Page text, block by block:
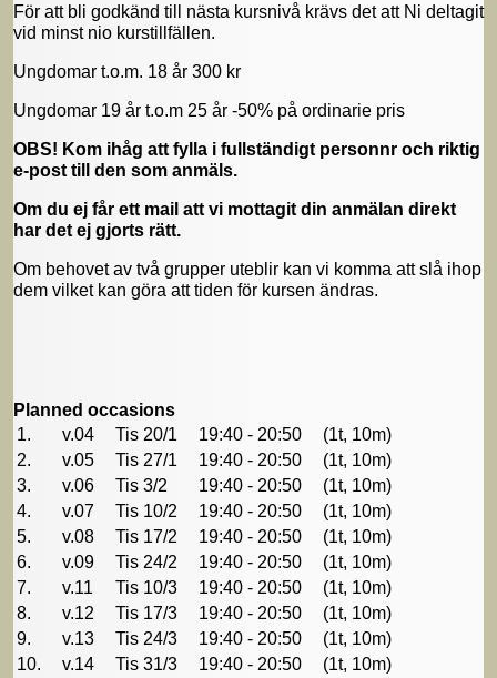
För att bli godkänd till nästa kursnivå krävs det att Ni deltagit
vid minst nio kurstillfällen.
Ungdomar t.o.m. 18 år 300 kr
Ungdomar 19 år t.o.m 25 år -50% på ordinarie pris
OBS! Kom ihåg att fylla i fullständigt personnr och riktig
e-post till den som anmäls.
Om du ej får ett mail att vi mottagit din anmälan direkt
har det ej gjorts rätt.
Om behovet av två grupper uteblir kan vi komma att slå ihop
dem vilket kan göra att tiden för kursen ändras.
Planned occasions
1.
v.04 Tis 20/1 19:40 - 20:50
(1t, 10m)
2.
v.05 Tis 27/1 19:40 - 20:50
(1t, 10m)
3.
v.06 Tis 3/2 19:40 - 20:50
(1t, 10m)
4.
v.07 Tis 10/2 19:40 - 20:50
(1t, 10m)
5.
v.08 Tis 17/2 19:40 - 20:50
(1t, 10m)
6.
v.09 Tis 24/2 19:40 - 20:50
(1t, 10m)
7.
v.11 Tis 10/3 19:40 - 20:50
(1t, 10m)
8.
v.12 Tis 17/3 19:40 - 20:50
(1t, 10m)
9.
v.13 Tis 24/3 19:40 - 20:50
(1t, 10m)
10.
v.14 Tis 31/3 19:40 - 20:50
(1t, 10m)